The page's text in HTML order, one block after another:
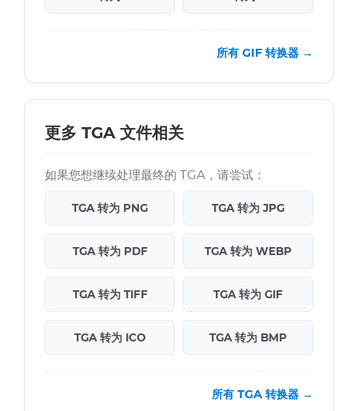
所有 GIF 转换器 →
更多 TGA 文件相关
如果您想继续处理最终的 TGA，请尝试：
TGA 转为 PNG TGA 转为 JPG
TGA 转为 PDF TGA 转为 WEBP
TGA 转为 TIFF TGA 转为 GIF
TGA 转为 ICO TGA 转为 BMP
所有 TGA 转换器 →